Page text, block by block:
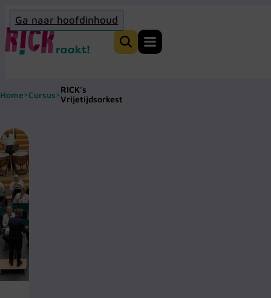
Ga naar hoofdinhoud
Home
Zoeken
Home>Cursus>RICK’s
Vrijetijdsorkest